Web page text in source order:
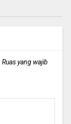
Ruas yang wajib